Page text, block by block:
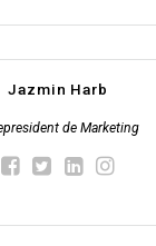
Jazmin Harb
de Marketing